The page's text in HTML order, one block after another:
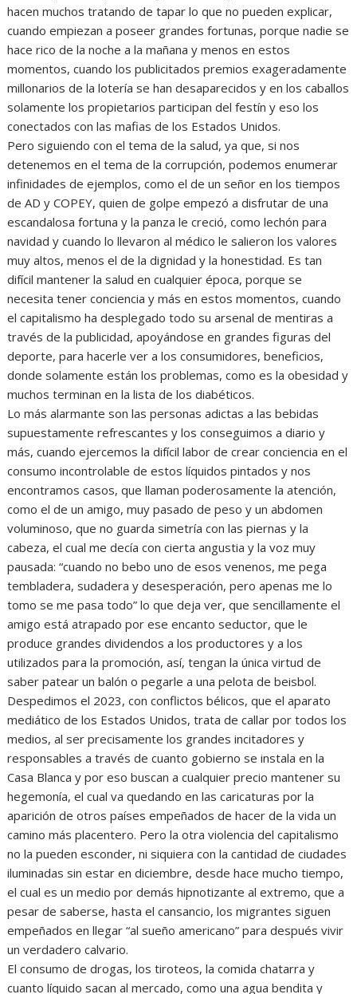
hacen muchos tratando de tapar lo que no pueden explicar,
cuando empiezan a poseer grandes fortunas, porque nadie se
hace rico de la noche a la mañana y menos en estos
momentos, cuando los publicitados premios exageradamente
millonarios de la lotería se han desaparecidos y en los caballos
solamente los propietarios participan del festín y eso los
conectados con las mafias de los Estados Unidos.
Pero siguiendo con el tema de la salud, ya que, si nos
detenemos en el tema de la corrupción, podemos enumerar
infinidades de ejemplos, como el de un señor en los tiempos
de AD y COPEY, quien de golpe empezó a disfrutar de una
escandalosa fortuna y la panza le creció, como lechón para
navidad y cuando lo llevaron al médico le salieron los valores
muy altos, menos el de la dignidad y la honestidad. Es tan
difícil mantener la salud en cualquier época, porque se
necesita tener conciencia y más en estos momentos, cuando
el capitalismo ha desplegado todo su arsenal de mentiras a
través de la publicidad, apoyándose en grandes figuras del
deporte, para hacerle ver a los consumidores, beneficios,
donde solamente están los problemas, como es la obesidad y
muchos terminan en la lista de los diabéticos.
Lo más alarmante son las personas adictas a las bebidas
supuestamente refrescantes y los conseguimos a diario y
más, cuando ejercemos la difícil labor de crear conciencia en el
consumo incontrolable de estos líquidos pintados y nos
encontramos casos, que llaman poderosamente la atención,
como el de un amigo, muy pasado de peso y un abdomen
voluminoso, que no guarda simetría con las piernas y la
cabeza, el cual me decía con cierta angustia y la voz muy
pausada: “cuando no bebo uno de esos venenos, me pega
tembladera, sudadera y desesperación, pero apenas me lo
tomo se me pasa todo” lo que deja ver, que sencillamente el
amigo está atrapado por ese encanto seductor, que le
produce grandes dividendos a los productores y a los
utilizados para la promoción, así, tengan la única virtud de
saber patear un balón o pegarle a una pelota de beisbol.
Despedimos el 2023, con conflictos bélicos, que el aparato
mediático de los Estados Unidos, trata de callar por todos los
medios, al ser precisamente los grandes incitadores y
responsables a través de cuanto gobierno se instala en la
Casa Blanca y por eso buscan a cualquier precio mantener su
hegemonía, el cual va quedando en las caricaturas por la
aparición de otros países empeñados de hacer de la vida un
camino más placentero. Pero la otra violencia del capitalismo
no la pueden esconder, ni siquiera con la cantidad de ciudades
iluminadas sin estar en diciembre, desde hace mucho tiempo,
el cual es un medio por demás hipnotizante al extremo, que a
pesar de saberse, hasta el cansancio, los migrantes siguen
empeñados en llegar “al sueño americano” para después vivir
un verdadero calvario.
El consumo de drogas, los tiroteos, la comida chatarra y
cuanto líquido sacan al mercado, como una agua bendita y